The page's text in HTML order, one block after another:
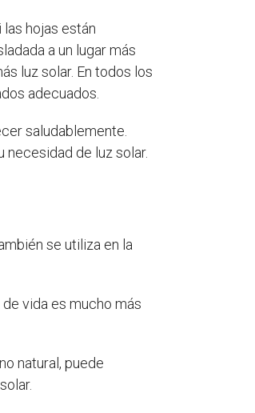
hojas están
a un lugar más
luz solar. En todos los
adecuados.
saludablemente.
de luz solar.
se utiliza en la
vida es mucho más
natural, puede